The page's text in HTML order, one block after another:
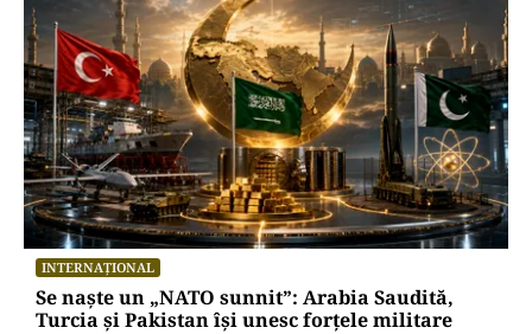
INTERNAȚIONAL
Se naște un „NATO sunnit”: Arabia Saudită,
Turcia și Pakistan își unesc forțele militare